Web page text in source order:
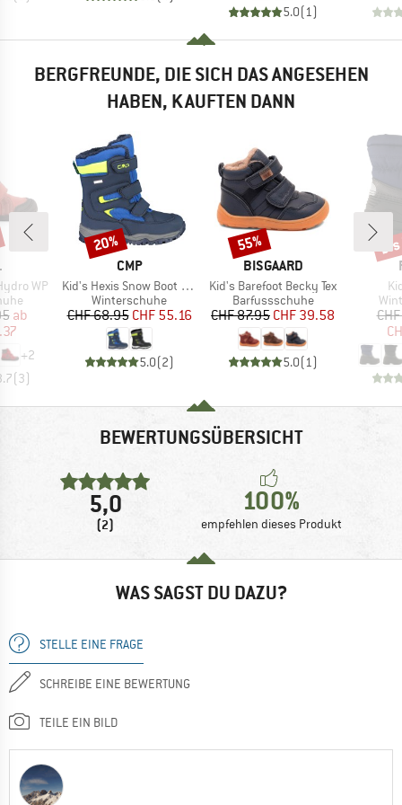
5.0( 1)
BERGFREUNDE, DIE SICH DAS ANGESEHEN
HABEN, KAUFTEN DANN
WP
Preis
ab
+2
(3)
MARKE
CMP
Artikel
Kid's Hexis Snow Boot Waterproof
Produktgruppe
Winterschuhe
Preis
CHF 68.95reduzierter Preis
CHF 55.16
5.0(2)
Rabatt
20%
MARKE
BISGAARD
Artikel
Kid's Barefoot Becky Tex
Produktgruppe
Barfussschuhe
Preis
CHF 87.95 reduzierter Preis
CHF 39.58
5.0(1 )
Rabatt
55%
BEWERTUNGSÜBERSICHT
5,0
(2)
100%
empfehlen dieses Produkt
WAS SAGST DU DAZU?
STELLE EINE FRAGE
SCHREIBE EINE BEWERTUNG
TEILE EIN BILD